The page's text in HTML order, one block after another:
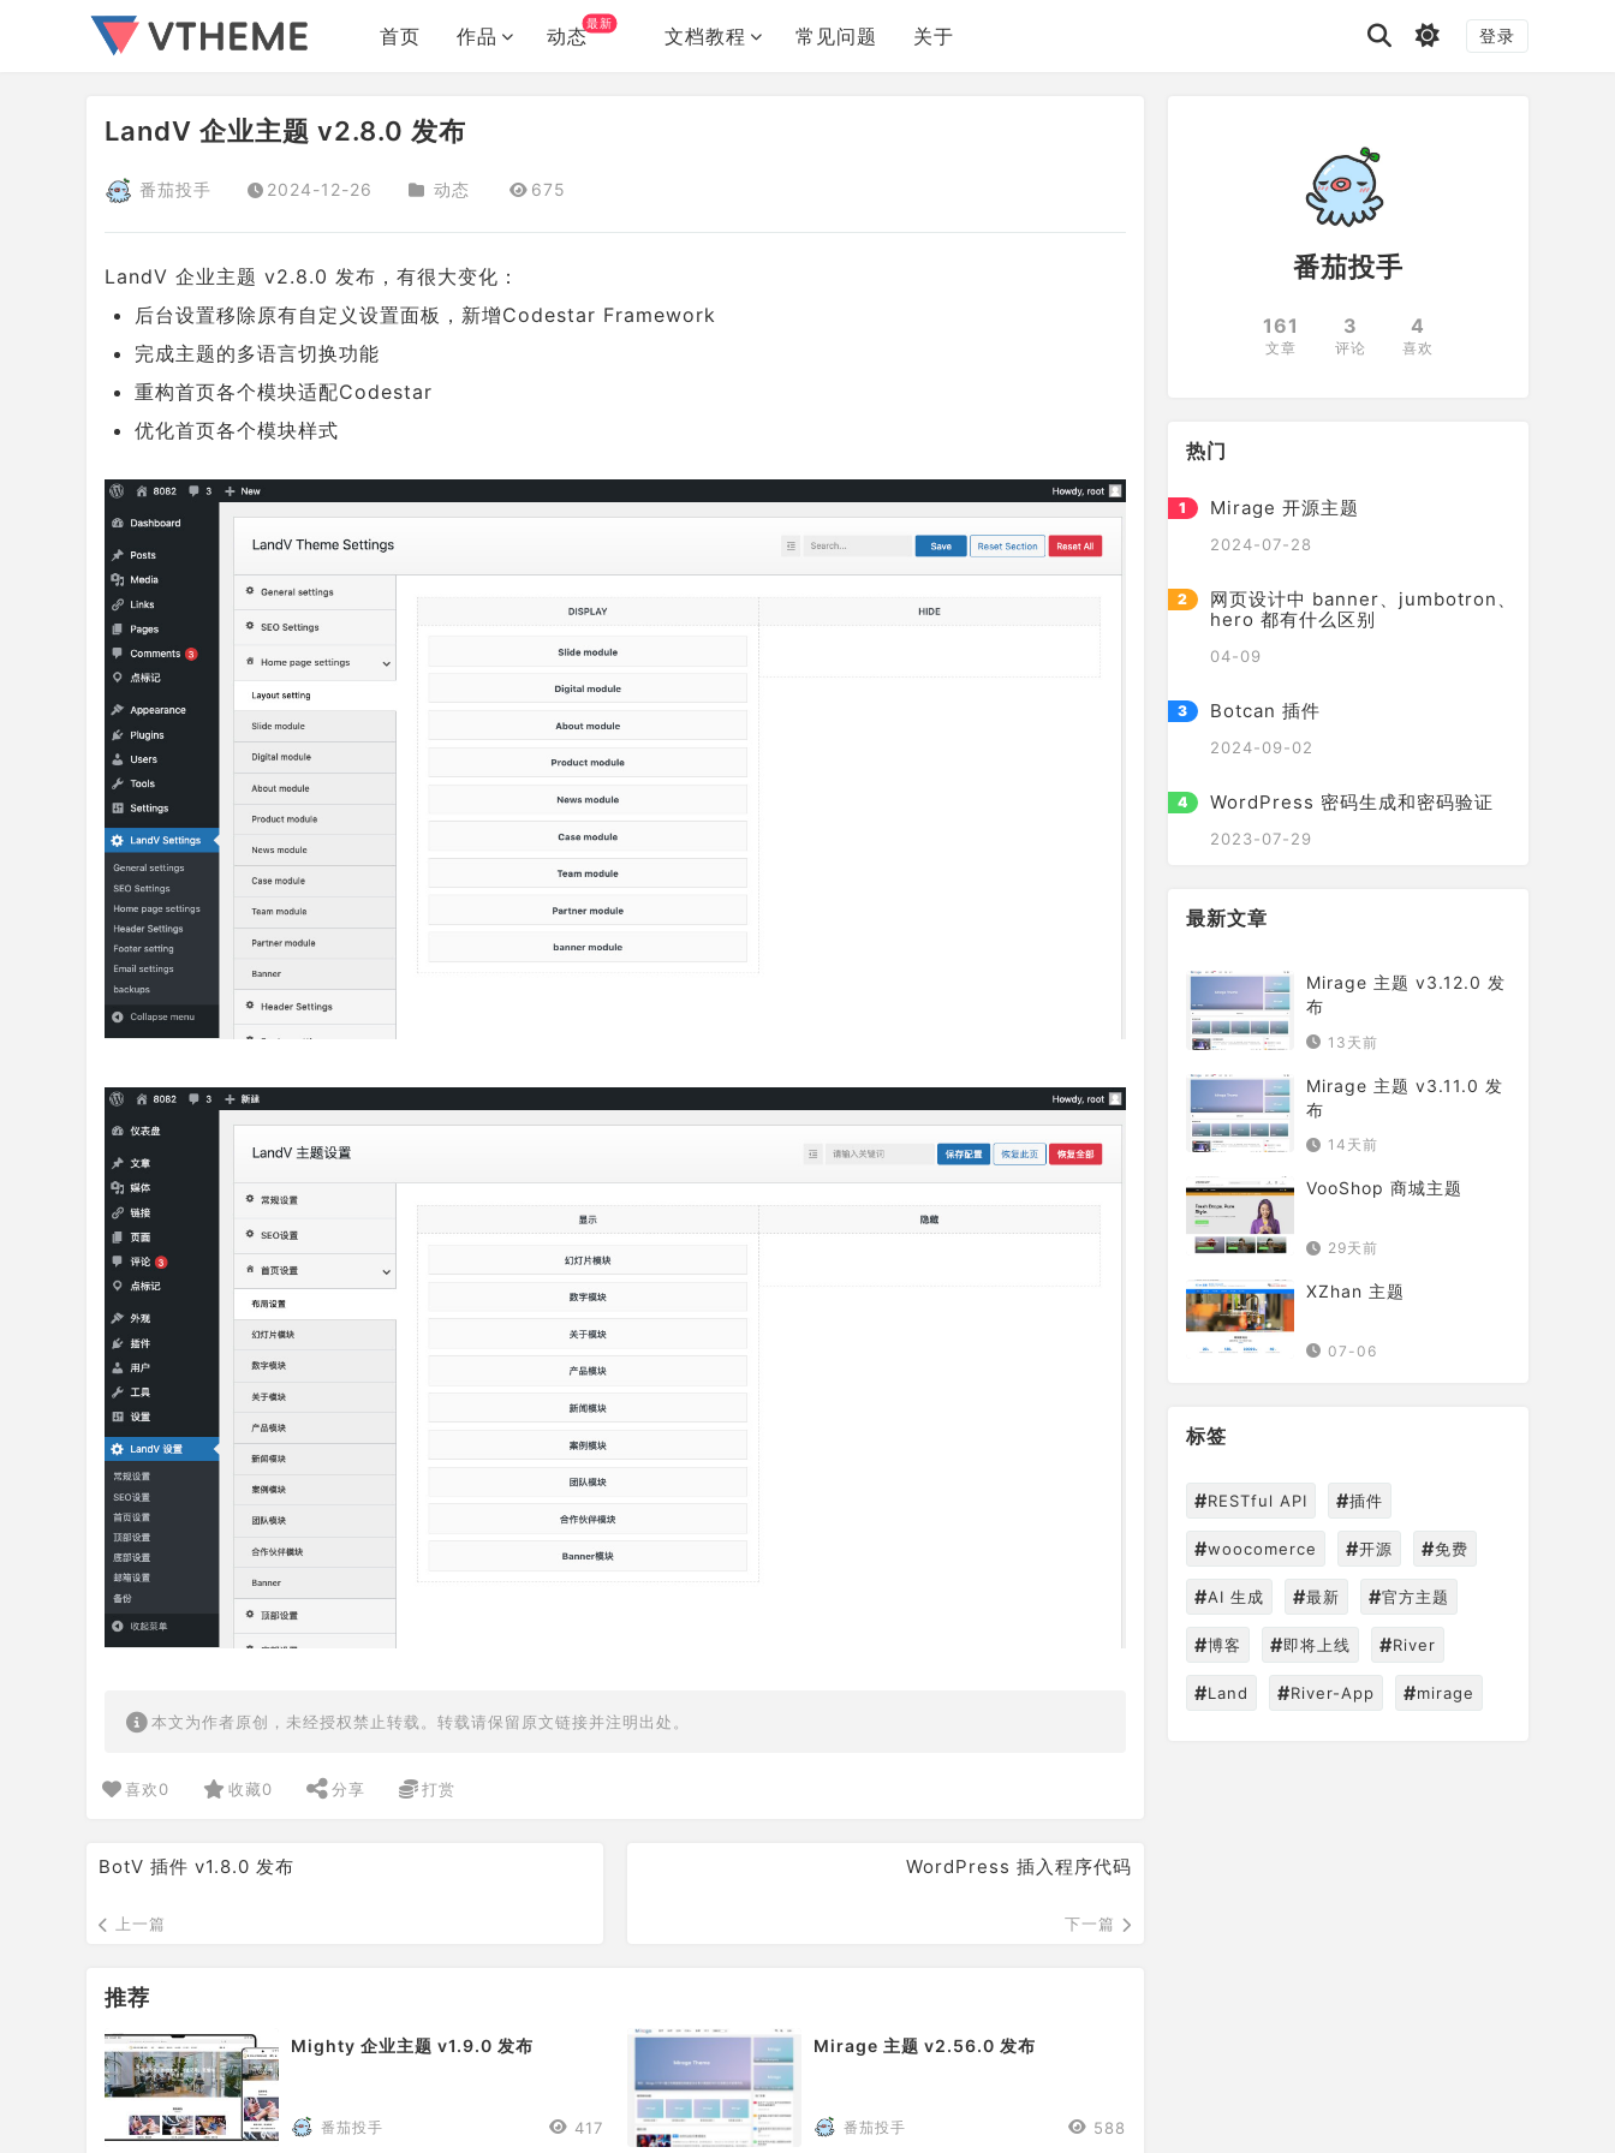
首页 作品 动态
最新
文档教程 常见问题 关于 登录
LandV 企业主题 v2.8.0 发布
番茄投手 2024-12-26 动态 675
LandV 企业主题 v2.8.0 发布，有很大变化：
后台设置移除原有自定义设置面板，新增Codestar Framework
完成主题的多语言切换功能
重构首页各个模块适配Codestar
优化首页各个模块样式
本文为作者原创，未经授权禁止转载。转载请保留原文链接并注明出处。
喜欢0 收藏0 分享 打赏
BotV 插件 v1.8.0 发布
上一篇
WordPress 插入程序代码
下一篇
推荐
Mighty 企业主题 v1.9.0 发布
番茄投手 417
Mirage 主题 v2.56.0 发布
番茄投手 588
番茄投手
161
文章
3
评论
4
喜欢
热门
Mirage 开源主题
2024-07-28
网页设计中 banner、jumbotron、
hero 都有什么区别
04-09
Botcan 插件
2024-09-02
WordPress 密码生成和密码验证
2023-07-29
最新文章
Mirage 主题 v3.12.0 发
布
13天前
Mirage 主题 v3.11.0 发
布
14天前
VooShop 商城主题
29天前
XZhan 主题
07-06
标签
#RESTful API #插件
#woocomerce #开源 #免费
#AI 生成 #最新 #官方主题
#博客 #即将上线 #River
#Land #River-App #mirage